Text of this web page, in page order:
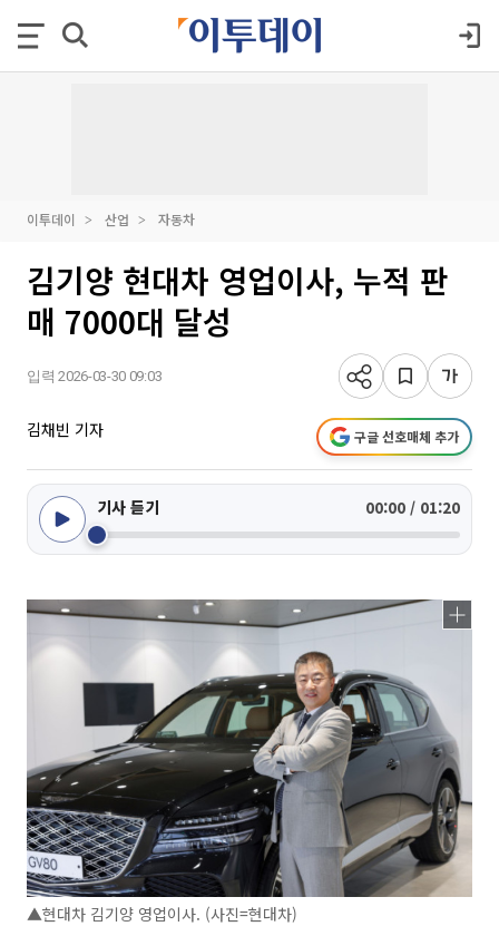
이투데이 산업 자동차
김기양 현대차 영업이사, 누적 판
매 7000대 달성
입력 2026-03-30 09:03
김채빈 기자 구글 선호매체 추가
기사 듣기 00:00 / 01:20
▲현대차 김기양 영업이사. (사진=현대차)